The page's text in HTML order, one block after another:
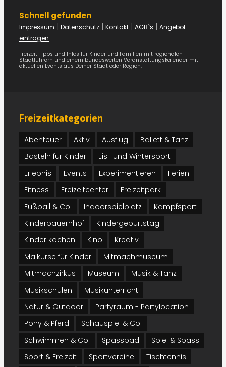
Schnell gefunden
Impressum | Datenschutz | Kontakt | AGB`s | Angebot
eintragen
Freizeit Tipps und Infos für Kinder und Familien mit regionalen
Stadtführern und einem bundesweiten Veranstaltungskalender mit
aktuellen Events aus Deiner Stadt oder Region.
Freizeitkategorien
Abenteuer Aktiv Ausflug
Ballett & Tanz
Basteln für Kinder
Eis- und Wintersport
Erlebnis
Events Experimentieren
Ferien
Fitness
Freizeitcenter
Freizeitpark
Fußball & Co.
Indoorspielplatz
Kampfsport
Kinderbauernhof
Kindergeburtstag
Kinder kochen
Kino
Kreativ
Malkurse für Kinder
Mitmachmuseum
Mitmachzirkus
Museum
Musik & Tanz
Musikschulen
Musikunterricht
Natur & Outdoor
Partyraum - Partylocation
Pony & Pferd
Schauspiel & Co.
Schwimmen & Co.
Spassbad
Spiel & Spass
Sport & Freizeit
Sportvereine Tischtennis